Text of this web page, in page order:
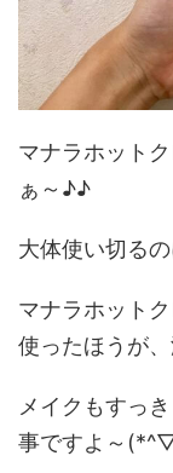
マナラホット
ぁ～♪♪
大体使い切る
マナラホット
使ったほうが
メイクもすっ
事ですよ～